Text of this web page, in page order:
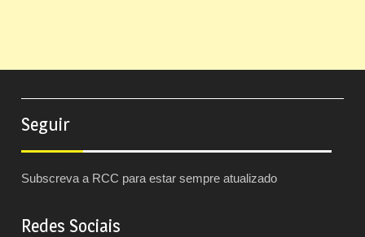
Seguir
Subscreva a RCC para estar sempre atualizado
Redes Sociais